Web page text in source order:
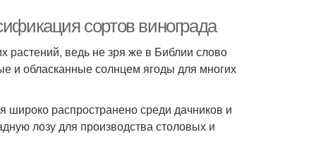
сортов винограда
растений, ведь не зря же в Библии слово
и обласканные солнцем ягоды для многих
распространено среди дачников и
лозу для производства столовых и